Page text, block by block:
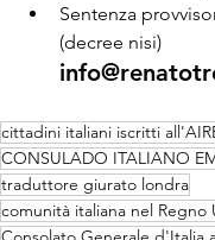
Sentenza
(decree nisi)
cittadini italiani iscritti
CONSULADO ITALIANO
traduttore giurato londra
comunità italiana nel Regno